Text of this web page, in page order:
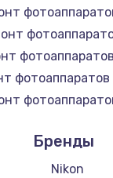
Заказать
Прошивка
1220 руб.
Заказать
блока
100 руб.
фотоаппаратов
фотоаппаратов
Бренды
Nikon